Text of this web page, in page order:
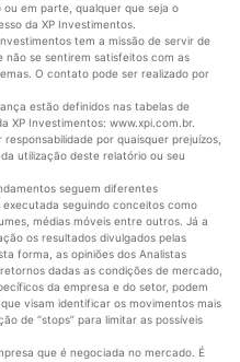
em parte, qualquer que seja o
da XP Investimentos.
tem a missão de servir de
não se sentirem satisfeitos com as
O contato pode ser realizado por
estão definidos nas tabelas de
XP Investimentos: www.xpi.com.br.
por quaisquer prejuízos,
utilização deste relatório ou seu
seguem diferentes
executada seguindo conceitos como
médias móveis entre outros. Já a
os resultados divulgados pelas
forma, as opiniões dos Analistas
dadas as condições de mercado,
da empresa e do setor, podem
visam identificar os movimentos mais
de “stops” para limitar as possíveis
que é negociada no mercado. É